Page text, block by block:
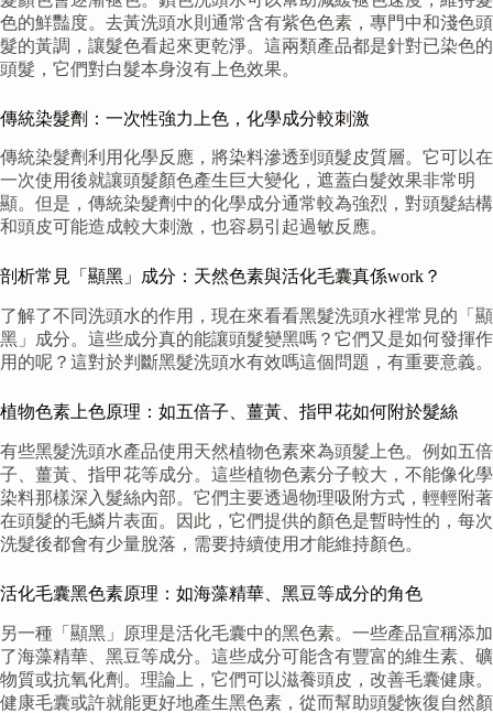
色的鮮豔度。去黃洗頭水則通常含有紫色色素，專門中和淺色頭
髮的黃調，讓髮色看起來更乾淨。這兩類產品都是針對已染色的
頭髮，它們對白髮本身沒有上色效果。
傳統染髮劑：一次性強力上色，化學成分較刺激
傳統染髮劑利用化學反應，將染料滲透到頭髮皮質層。它可以在
一次使用後就讓頭髮顏色產生巨大變化，遮蓋白髮效果非常明
顯。但是，傳統染髮劑中的化學成分通常較為強烈，對頭髮結構
和頭皮可能造成較大刺激，也容易引起過敏反應。
剖析常見「顯黑」成分：天然色素與活化毛囊真係work？
了解了不同洗頭水的作用，現在來看看黑髮洗頭水裡常見的「顯
黑」成分。這些成分真的能讓頭髮變黑嗎？它們又是如何發揮作
用的呢？這對於判斷黑髮洗頭水有效嗎這個問題，有重要意義。
植物色素上色原理：如五倍子、薑黃、指甲花如何附於髮絲
有些黑髮洗頭水產品使用天然植物色素來為頭髮上色。例如五倍
子、薑黃、指甲花等成分。這些植物色素分子較大，不能像化學
染料那樣深入髮絲內部。它們主要透過物理吸附方式，輕輕附著
在頭髮的毛鱗片表面。因此，它們提供的顏色是暫時性的，每次
洗髮後都會有少量脫落，需要持續使用才能維持顏色。
活化毛囊黑色素原理：如海藻精華、黑豆等成分的角色
另一種「顯黑」原理是活化毛囊中的黑色素。一些產品宣稱添加
了海藻精華、黑豆等成分。這些成分可能含有豐富的維生素、礦
物質或抗氧化劑。理論上，它們可以滋養頭皮，改善毛囊健康。
健康毛囊或許就能更好地產生黑色素，從而幫助頭髮恢復自然顏